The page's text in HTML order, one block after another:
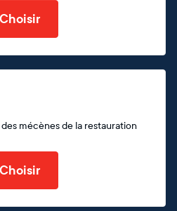
Choisir
mécènes de la restauration
Choisir